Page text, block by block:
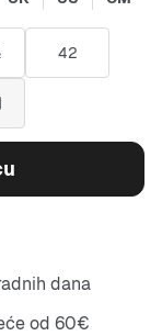
42
dana
od 60€